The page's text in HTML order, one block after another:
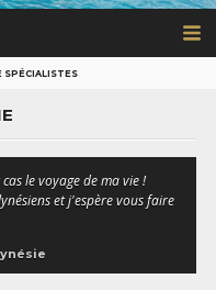
SPÉCIALISTES
le voyage de ma vie !
et j'espère vous faire